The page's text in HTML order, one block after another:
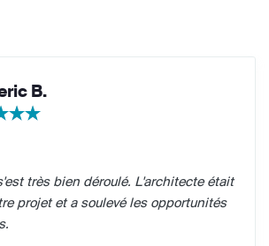
B.
très bien déroulé. L'architecte était
projet et a soulevé les opportunités